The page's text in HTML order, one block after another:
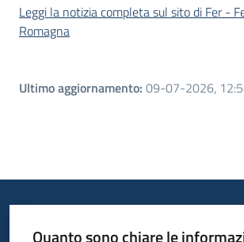
Leggi la notizia completa sul sito di Fer -
Romagna
Ultimo aggiornamento: 09-07-2026,
Quanto sono chiare le